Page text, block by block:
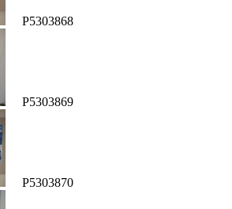
P5303868
P5303869
P5303870